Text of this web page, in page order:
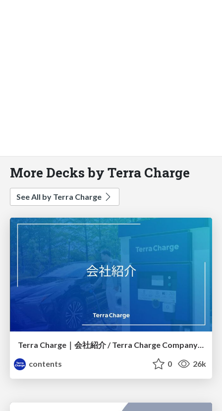
More Decks by Terra Charge
See All by Terra Charge
Terra Charge｜会社紹介 / Terra Charge Company Profile
contents
0 26k